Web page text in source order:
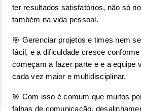
ter resultados satisfatórios, não só
também na vida pessoal.
🎯 Gerenciar projetos e times nem
fácil, e a dificuldade cresce
começam a fazer parte e e a equipe
cada vez maior e multidisciplinar.
🎯 Com isso é comum que muitos
falhas de comunicação,